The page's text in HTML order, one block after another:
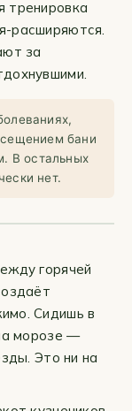
тренировка
расширяются.
за
бани
В остальных
нет.
горячей
Сидишь в
морозе —
Это ни на